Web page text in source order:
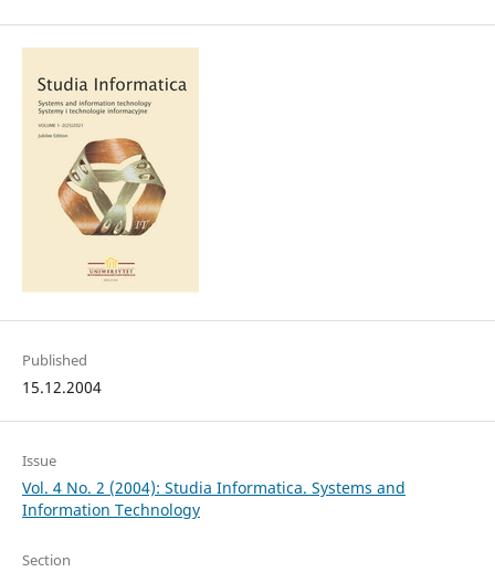
Published
15.12.2004
Issue
Vol. 4 No. 2 (2004): Studia Informatica. Systems and
Information Technology
Section